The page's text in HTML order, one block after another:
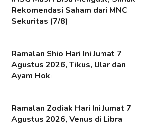
Rekomendasi Saham dari MNC
Sekuritas (7/8)
Ramalan Shio Hari Ini Jumat 7
Agustus 2026, Tikus, Ular dan
Ayam Hoki
Ramalan Zodiak Hari Ini Jumat 7
Agustus 2026, Venus di Libra